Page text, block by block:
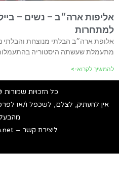
אליפות ארה״ב – נשים –
למתחרות
אלופת ארה״ב הבלתי מנוצחת והבלתי
מתעמלת שעשתה היסטוריה בהתעמלות
להמשיך לקרוא->
כל הזכויות שמורות
אין להעתיק, לצלם, לשכפל ו/או
ליצירת קשר – info@gymania.net